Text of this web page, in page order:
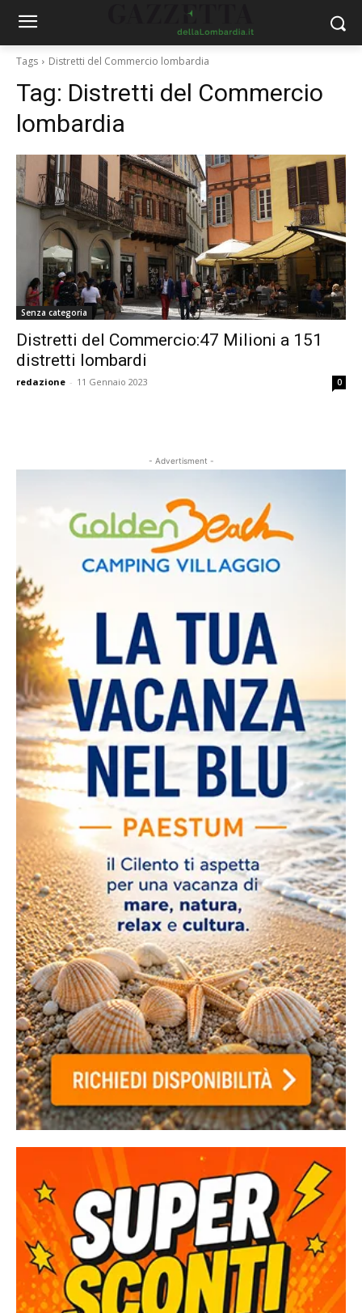
Tags Distretti del Commercio lombardia
Tag: Distretti del Commercio
lombardia
Senza categoria
Distretti del Commercio:47 Milioni a 151
distretti lombardi
redazione - 11 Gennaio 2023 0
- Advertisment -